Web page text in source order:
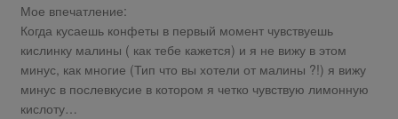
Мое впечатление:
Когда кусаешь конфеты в первый момент чувствуешь
кислинку малины ( как тебе кажется) и я не вижу в этом
минус, как многие (Тип что вы хотели от малины ?!) я вижу
минус в послевкусие в котором я четко чувствую лимонную
кислоту…